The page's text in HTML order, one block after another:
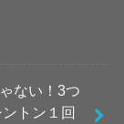
ない！3つ
トン１回